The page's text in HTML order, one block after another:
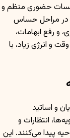
جلسات حضوری منظم و
در مراحل حساس
و رفع ابهامات،
و انرژی زیاد، با
و اساتید
انتظارات و
پیدا می‌کنند. این